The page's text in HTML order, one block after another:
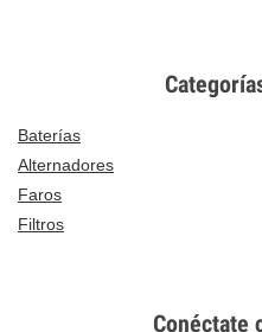
Baterías
Alternadores
Faros
Filtros
Conéctate